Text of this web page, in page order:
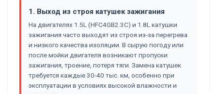
1. Выход из строя катушек зажигания
На двигателях 1.5L (HFC4GB2.3C) и 1.8L катушки
зажигания часто выходят из строя из-за перегрева
и низкого качества изоляции. В сырую погоду или
после мойки двигателя возникают пропуски
зажигания, троение, потеря тяги. Замена катушек
требуется каждые 30-40 тыс. км, особенно при
эксплуатации в условиях высокой влажности и